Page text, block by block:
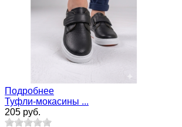
Подробнее
Туфли-мокасины ...
205 руб.